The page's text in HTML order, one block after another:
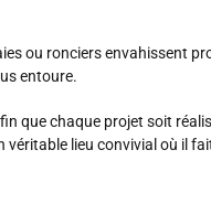
ou ronciers envahissent
entoure.
que chaque projet soit
lieu convivial où il